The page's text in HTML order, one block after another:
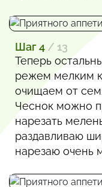
Шаг 4 / 13
Теперь
режем мелким
очищаем от
Чеснок можно
нарезать
раздавливаю
нарезаю очень